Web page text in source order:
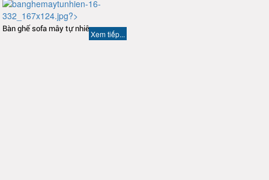
Bàn ghế sofa mây tự nhiên
Xem tiếp...